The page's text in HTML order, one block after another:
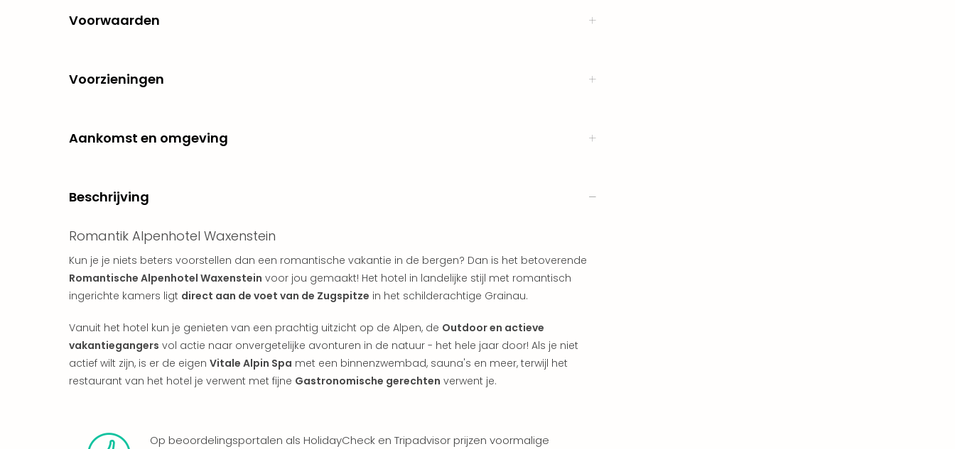
Voorwaarden
Voorzieningen
Aankomst en omgeving
Beschrijving
Romantik Alpenhotel Waxenstein
Kun je je niets beters voorstellen dan een romantische vakantie in de bergen? Dan is het betoverende
Romantische Alpenhotel Waxenstein voor jou gemaakt! Het hotel in landelijke stijl met romantisch
ingerichte kamers ligt direct aan de voet van de Zugspitze in het schilderachtige Grainau.
Vanuit het hotel kun je genieten van een prachtig uitzicht op de Alpen, de Outdoor en actieve
vakantiegangers vol actie naar onvergetelijke avonturen in de natuur - het hele jaar door! Als je niet
actief wilt zijn, is er de eigen Vitale Alpin Spa met een binnenzwembad, sauna's en meer, terwijl het
restaurant van het hotel je verwent met fijne Gastronomische gerechten verwent je.
Op beoordelingsportalen als HolidayCheck en Tripadvisor prijzen voormalige